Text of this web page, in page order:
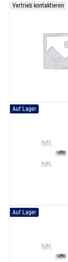
Vertrieb kontaktieren
Auf Lager
Auf Lager